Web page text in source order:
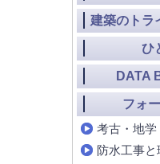
建築のトラ
ひ
DATA
フォ
考古・地学
防水工事